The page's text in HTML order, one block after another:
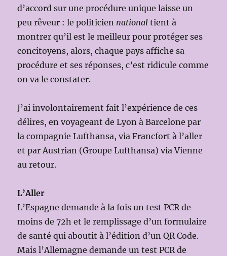
d’accord sur une procédure unique laisse un
peu rêveur : le politicien national tient à
montrer qu’il est le meilleur pour protéger ses
concitoyens, alors, chaque pays affiche sa
procédure et ses réponses, c’est ridicule comme
on va le constater.
J’ai involontairement fait l’expérience de ces
délires, en voyageant de Lyon à Barcelone par
la compagnie Lufthansa, via Francfort à l’aller
et par Austrian (Groupe Lufthansa) via Vienne
au retour.
L’Aller
L’Espagne demande à la fois un test PCR de
moins de 72h et le remplissage d’un formulaire
de santé qui aboutit à l’édition d’un QR Code.
Mais l’Allemagne demande un test PCR de